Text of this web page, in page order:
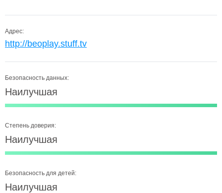
Адрес:
http://beoplay.stuff.tv
Безопасность данных:
Наилучшая
Степень доверия:
Наилучшая
Безопасность для детей:
Наилучшая